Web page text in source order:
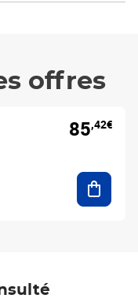
offres
85,42€